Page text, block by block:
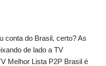
conta do Brasil, certo? As
de lado a TV
Melhor Lista P2P Brasil é